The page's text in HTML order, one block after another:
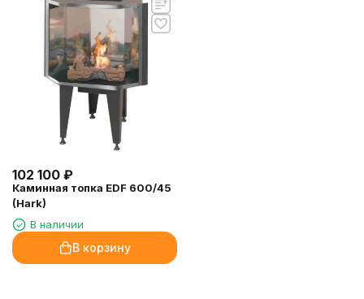
102 100 ₽
Каминная топка EDF 600/45
(Hark)
В наличии
В корзину